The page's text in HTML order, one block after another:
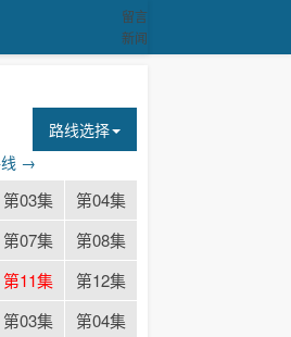
留言
新闻
路线选择
线 →
第03集
第04集
第07集
第08集
第11集
第12集
第03集
第04集